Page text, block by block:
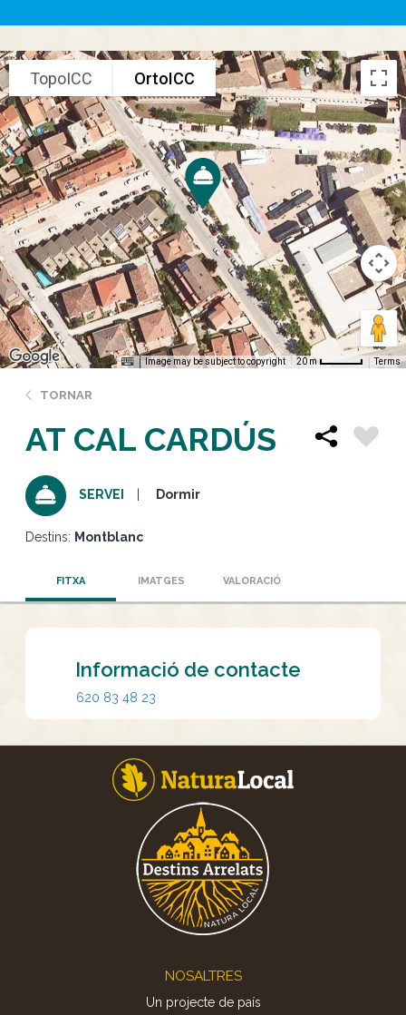
TopoICC OrtoICC
Image may be subject to copyright 20 m Terms
TORNAR
AT CAL CARDÚS
SERVEI Dormir
Destins: Montblanc
FITXA IMATGES VALORACIÓ
Informació de contacte
620 83 48 23
NOSALTRES
Un projecte de país